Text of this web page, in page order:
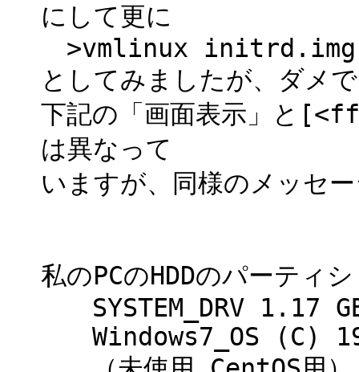
にして更に
>vmlinux initrd.img
としてみましたが、ダメ
下記の「画面表示」と
は異なって
いますが、同様のメッセ
私のPCのHDDのパーティ
SYSTEM_DRV 1.17
Windows7_OS (C)